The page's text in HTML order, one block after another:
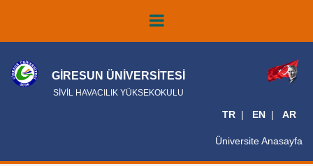
GİRESUN ÜNİVERSİTESİ
SİVİL HAVACILIK YÜKSEKOKULU
TR EN AR
Üniversite Anasayfa